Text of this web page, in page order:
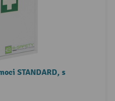
STANDARD, s